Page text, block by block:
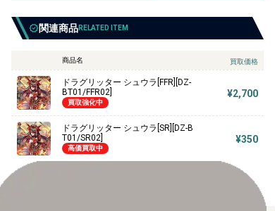
関連商品RELATED ITEM
商品名 買取価格
ドラグリッター シュウラ[FFR][DZ-
BT01/FFR02]
買取強化中
¥2,700
ドラグリッター シュウラ[SR][DZ-B
T01/SR02]
高価買取中
¥350